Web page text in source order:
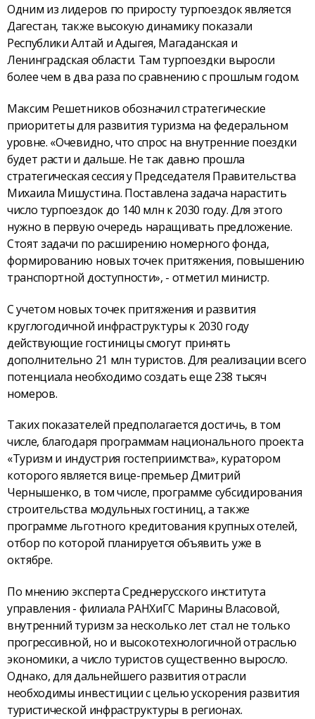
Одним из лидеров по приросту турпоездок является
Дагестан, также высокую динамику показали
Республики Алтай и Адыгея, Магаданская и
Ленинградская области. Там турпоездки выросли
более чем в два раза по сравнению с прошлым годом.
Максим Решетников обозначил стратегические
приоритеты для развития туризма на федеральном
уровне. «Очевидно, что спрос на внутренние поездки
будет расти и дальше. Не так давно прошла
стратегическая сессия у Председателя Правительства
Михаила Мишустина. Поставлена задача нарастить
число турпоездок до 140 млн к 2030 году. Для этого
нужно в первую очередь наращивать предложение.
Стоят задачи по расширению номерного фонда,
формированию новых точек притяжения, повышению
транспортной доступности», - отметил министр.
С учетом новых точек притяжения и развития
круглогодичной инфраструктуры к 2030 году
действующие гостиницы смогут принять
дополнительно 21 млн туристов. Для реализации всего
потенциала необходимо создать еще 238 тысяч
номеров.
Таких показателей предполагается достичь, в том
числе, благодаря программам национального проекта
«Туризм и индустрия гостеприимства», куратором
которого является вице-премьер Дмитрий
Чернышенко, в том числе, программе субсидирования
строительства модульных гостиниц, а также
программе льготного кредитования крупных отелей,
отбор по которой планируется объявить уже в
октябре.
По мнению эксперта Среднерусского института
управления - филиала РАНХиГС Марины Власовой,
внутренний туризм за несколько лет стал не только
прогрессивной, но и высокотехнологичной отраслью
экономики, а число туристов существенно выросло.
Однако, для дальнейшего развития отрасли
необходимы инвестиции с целью ускорения развития
туристической инфраструктуры в регионах.